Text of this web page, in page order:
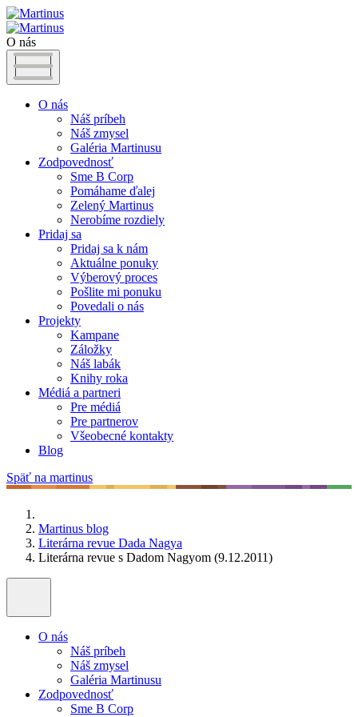
O nás
O nás
Náš príbeh
Náš zmysel
Galéria Martinusu
Zodpovednosť
Sme B Corp
Pomáhame ďalej
Zelený Martinus
Nerobíme rozdiely
Pridaj sa
Pridaj sa k nám
Aktuálne ponuky
Výberový proces
Pošlite mi ponuku
Povedali o nás
Projekty
Kampane
Záložky
Náš labák
Knihy roka
Médiá a partneri
Pre médiá
Pre partnerov
Všeobecné kontakty
Blog
Späť na martinus
Martinus blog
Literárna revue Dada Nagya
Literárna revue s Dadom Nagyom (9.12.2011)
O nás
Náš príbeh
Náš zmysel
Galéria Martinusu
Zodpovednosť
Sme B Corp